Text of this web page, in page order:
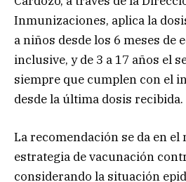
Inmunizaciones, aplica la
a niños desde los 6 meses de
inclusive, y de 3 a 17 años el
siempre que cumplen con el
desde la última dosis recibida.
La recomendación se da en el
estrategia de vacunación
considerando la situación